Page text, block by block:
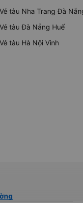
Vé tàu Nha Trang Đà
Vé tàu Đà Nẵng Huế
Vé tàu Hà Nội Vinh